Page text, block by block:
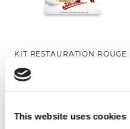
This website uses cookies
KIT RESTAURATION ROUGE